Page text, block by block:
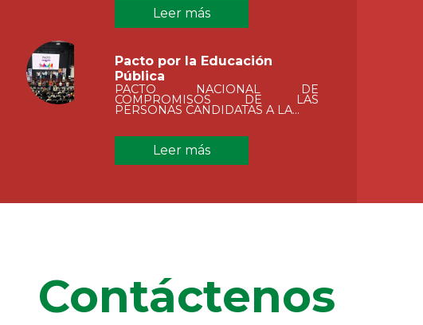
Leer más
Pacto por la Educación
Pública
PACTO NACIONAL DE
COMPROMISOS DE LAS
PERSONAS CANDIDATAS A LA...
Leer más
Contáctenos